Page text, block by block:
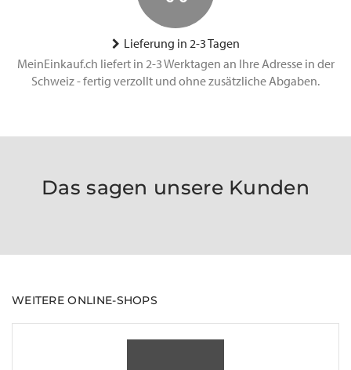
Lieferung in 2-3 Tagen
MeinEinkauf.ch liefert in 2-3 Werktagen an Ihre Adresse in der
Schweiz - fertig verzollt und ohne zusätzliche Abgaben.
Das sagen unsere Kunden
WEITERE ONLINE-SHOPS